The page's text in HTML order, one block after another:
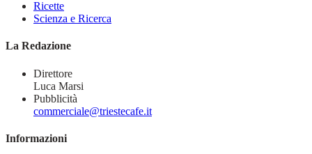
Ricette
Scienza e Ricerca
La Redazione
Direttore
Luca Marsi
Pubblicità
commerciale@triestecafe.it
Informazioni